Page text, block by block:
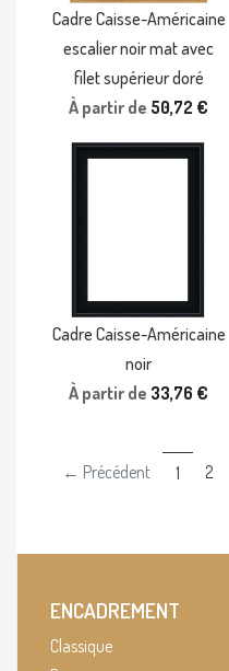
Cadre Caisse-Américaine
escalier noir mat avec
filet supérieur doré
À partir de 50,72 €
Cadre Caisse-Américaine
noir
À partir de 33,76 €
← Précédent 1 (current)
2
ENCADREMENT
Classique